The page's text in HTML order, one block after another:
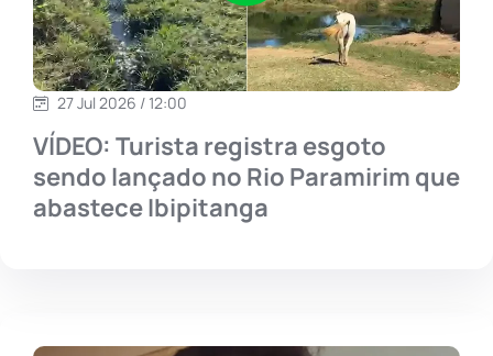
27 Jul 2026 / 12:00
VÍDEO: Turista registra esgoto
sendo lançado no Rio Paramirim que
abastece Ibipitanga